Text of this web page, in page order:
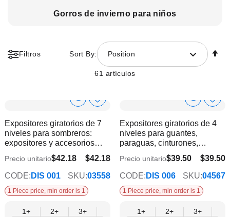
Gorros de invierno para niños
61 artículos
Filtros Sort By: Position
Show
Info
Añadir
la
de
deseos
Expositores giratorios de 7
niveles para sombreros:
expositores y accesorios
para sombreros
$42.18
$35.59
Precio unitario$42.18
CODE: DIS 001 SKU:03558
1 Piece price, min order is 1
1+
2+
3+
9+
12+
Show
Info la
Expositores giratorios de 4
niveles para guantes,
paraguas, cinturones,
hebillas y accesorios - Mobil
Displays | Sin productos$39.50
$34.57
Precio unitario$39.50
CODE: DIS 006 SKU:04567
1 Piece price, min order is 1
1+
2+
3+